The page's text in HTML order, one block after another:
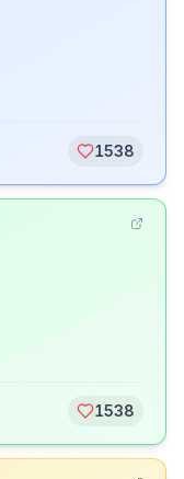
1538
1538